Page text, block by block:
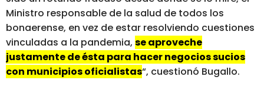
Ministro responsable de la salud de todos los
bonaerense, en vez de estar resolviendo cuestiones
vinculadas a la pandemia, se aproveche
justamente de ésta para hacer negocios sucios
con municipios oficialistas“, cuestionó Bugallo.